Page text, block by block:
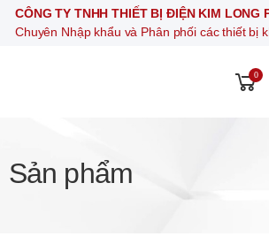
THIẾT BỊ ĐIỆN KIM LONG PHÁT
khẩu và Phân phối các thiết bị khí nén, thiết bị
menu
0
Sản phẩm